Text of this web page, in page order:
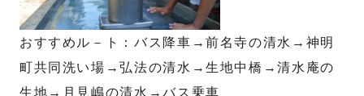
おすすめル－ト：バス降車→前名寺の清水→神明
町共同洗い場→弘法の清水→生地中橋→清水庵の
生地→月見嶋の清水→バス乗車